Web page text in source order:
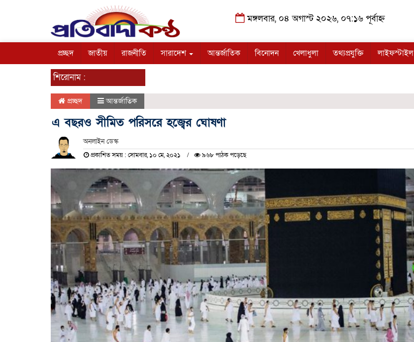
মঙ্গলবার, ০৪ অগাস্ট ২০২৬, ০৭:১৬ পূর্বাহ্ন
প্রচ্ছদ জাতীয় রাজনীতি সারাদেশ আন্তর্জাতিক বিনোদন খেলাধুলা তথ্যপ্রযুক্তি লাইফস্টাইল
শিরোনাম :
প্রচ্ছদ আন্তর্জাতিক
এ বছরও সীমিত পরিসরে হজ্বের ঘোষণা
অনলাইন ডেস্ক
প্রকাশিত সময় : সোমবার, ১০ মে, ২০২১ ৯৬৮ পাঠক পড়েছে